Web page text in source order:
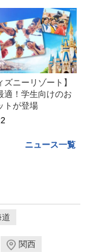
ズニーリゾート】
適！学生向けのお
トが登場
ニュース一覧
関西